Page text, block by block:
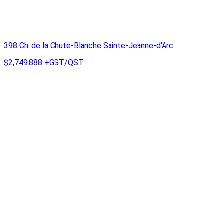
398 Ch. de la Chute-Blanche Sainte-Jeanne-d'Arc
$2,749,888 +GST/QST